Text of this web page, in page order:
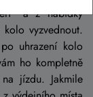
a z nabídky
vyzvednout.
uhrazení kolo
ho kompletně
jízdu. Jakmile